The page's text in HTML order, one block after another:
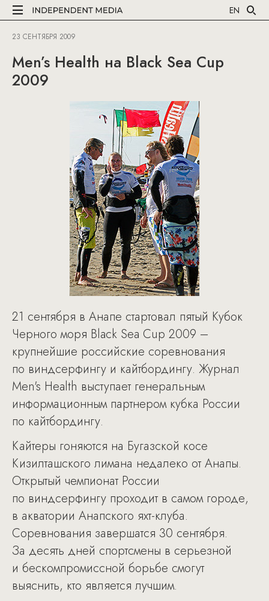
EN
23 СЕНТЯБРЯ 2009
Men’s Health на Black Sea Cup
2009
21 сентября в Анапе стартовал пятый Кубок
Черного моря Black Sea Cup 2009 –
крупнейшие российские соревнования
по виндсерфингу и кайтбордингу. Журнал
Men's Health выступает генеральным
информационным партнером кубка России
по кайтбордингу.
Кайтеры гоняются на Бугазской косе
Кизилташского лимана недалеко от Анапы.
Открытый чемпионат России
по виндсерфингу проходит в самом городе,
в акватории Анапского яхт-клуба.
Соревнования завершатся 30 сентября.
За десять дней спортсмены в серьезной
и бескомпромиссной борьбе смогут
выяснить, кто является лучшим.